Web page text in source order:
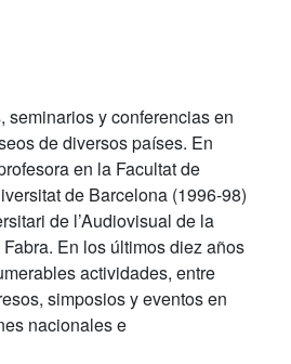
seminarios y conferencias en
de diversos países. En
en la Facultat de
de Barcelona (1996-98)
de l’Audiovisual de la
En los últimos diez años
actividades, entre
simposios y eventos en
nacionales e